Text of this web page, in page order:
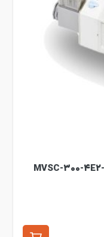
شیر برقی مایندمن (MINDMAN) مدل MVSC-300-4E2-